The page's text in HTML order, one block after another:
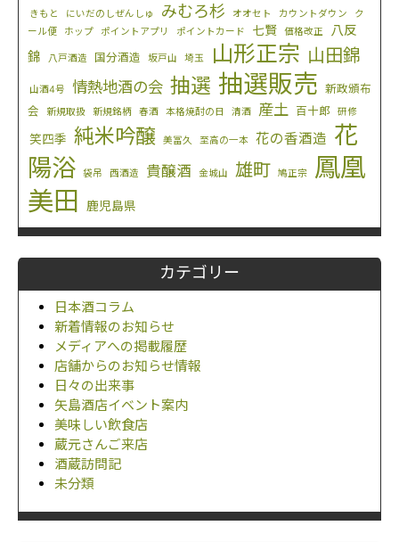
きもと にいだのしぜんしゅ みむろ杉 オオセト カウントダウン
ク
ール便
ホップ ポイントアプリ ポイントカード 七賢 価格改正
八反
錦
八戸酒造 国分酒造 坂戸山 埼玉 山形正宗 山田錦
山酒4号 情熱地酒の会 抽選 抽選販売 新政頒布
会
新規取扱 新規銘柄 春酒 本格焼酎の日 清酒 産土 百十郎 研修
笑四季 純米吟醸 美冨久 至高の一本 花の香酒造 花
陽浴
袋吊 西酒造 貴醸酒 金城山 雄町 鳩正宗
鳳凰
美田
鹿児島県
カテゴリー
日本酒コラム
新着情報のお知らせ
メディアへの掲載履歴
店舗からのお知らせ情報
日々の出来事
矢島酒店イベント案内
美味しい飲食店
蔵元さんご来店
酒蔵訪問記
未分類